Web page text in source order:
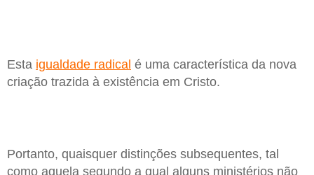
Esta igualdade radical é uma característica da nova
criação trazida à existência em Cristo.
Portanto, quaisquer distinções subsequentes, tal
como aquela segundo a qual alguns ministérios não